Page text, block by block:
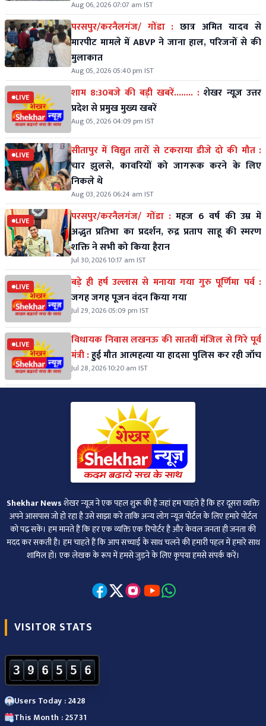
Aug 06, 2026 07:07 am IST
परसपुर/करनैलगंज/ गोंडा : छात्र अमित यादव से
मारपीट मामले में ABVP ने जाना हाल, परिजनों से की
मुलाकात
Aug 05, 2026 05:40 pm IST
LIVE शाम 8:30बजे की बड़ी खबरें........ : शेखर न्यूज़ उत्तर
प्रदेश से प्रमुख मुख्य खबरें
Aug 05, 2026 04:09 pm IST
LIVE
सीतापुर में विद्युत तारों से टकराया डीजे दो की मौत :
चार झुलसे, कावरियों को जागरूक करने के लिए
निकले थे
Aug 03, 2026 06:24 am IST
LIVE परसपुर/करनैलगंज/ गोंडा : महज 6 वर्ष की उम्र में
अद्भुत प्रतिभा का प्रदर्शन, रुद्र प्रताप साहू की स्मरण
शक्ति ने सभी को किया हैरान
Jul 30, 2026 10:17 am IST
LIVE
बड़े ही हर्ष उल्लास से मनाया गया गुरु पूर्णिमा पर्व :
जगह जगह पूजन वंदन किया गया
Jul 29, 2026 05:09 pm IST
LIVE
विधायक निवास लखनऊ की सातवीं मंजिल से गिरे पूर्व
मंत्री :हुई मौत आत्महत्या या हादसा पुलिस कर रही जॉच
Jul 28, 2026 10:20 am IST
Shekhar Newsशेखर न्‍यूज ने एक पहल शुरू की है जहां हम चाहते हैं कि हर दूसरा व्‍यक्ति
अपने आसपास जो हो रहा है उसे साझा करे ताकि अन्‍य लोग न्‍यूज पोर्टल के लिए हमारे पोर्टल
को पढ़ सकें। हम मानते हैं कि हर एक व्यक्ति एक रिपोर्टर है और केवल जनता ही जनता की
मदद कर सकती है। हम चाहते हैं कि आप सच्चाई के साथ चलने की हमारी पहल में हमारे साथ
शामिल हों। एक लेखक के रूप में हमसे जुड़ने के लिए कृपया हमसे संपर्क करें।
VISITOR STATS
3 9 6 5 5 6
Users Today : 2428
This Month : 25731